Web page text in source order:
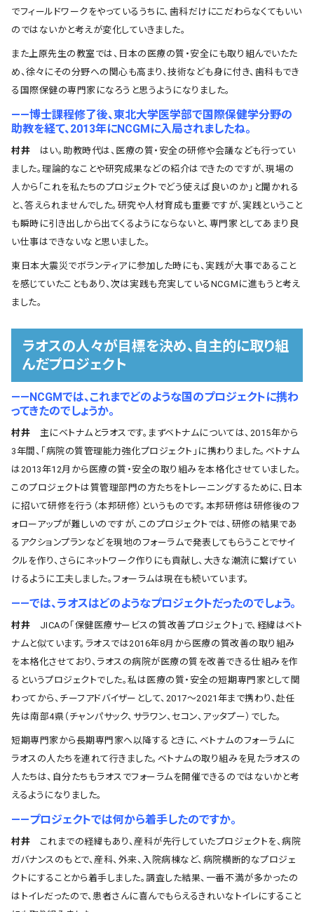
でフィールドワークをやっているうちに、歯科だけにこだわらなくてもいい
のではないかと考えが変化していきました。
また上原先生の教室では、日本の医療の質・安全にも取り組んでいたた
め、徐々にその分野への関心も高まり、技術なども身に付き、歯科もでき
る国際保健の専門家になろうと思うようになりました。
――博士課程修了後、東北大学医学部で国際保健学分野の
助教を経て、2013年にNCGMに入局されましたね。
村井 はい。助教時代は、医療の質・安全の研修や会議なども行ってい
ました。理論的なことや研究成果などの紹介はできたのですが、現場の
人から「これを私たちのプロジェクトでどう使えば良いのか」と聞かれる
と、答えられませんでした。研究や人材育成も重要ですが、実践ということ
も瞬時に引き出しから出てくるようにならないと、専門家としてあまり良
い仕事はできないなと思いました。
東日本大震災でボランティアに参加した時にも、実践が大事であること
を感じていたこともあり、次は実践も充実しているNCGMに進もうと考え
ました。
ラオスの人々が目標を決め、自主的に取り組
んだプロジェクト
――NCGMでは、これまでどのような国のプロジェクトに携わ
ってきたのでしょうか。
村井 主にベトナムとラオスです。まずベトナムについては、2015年から
3年間、「病院の質管理能力強化プロジェクト」に携わりました。ベトナム
は2013年12月から医療の質・安全の取り組みを本格化させていました。
このプロジェクトは質管理部門の方たちをトレーニングするために、日本
に招いて研修を行う（本邦研修）というものです。本邦研修は研修後のフ
ォローアップが難しいのですが、このプロジェクトでは、研修の結果であ
るアクションプランなどを現地のフォーラムで発表してもらうことでサイ
クルを作り、さらにネットワーク作りにも貢献し、大きな潮流に繋げてい
けるように工夫しました。フォーラムは現在も続いています。
――では、ラオスはどのようなプロジェクトだったのでしょう。
村井 JICAの「保健医療サービスの質改善プロジェクト」で、経緯はベト
ナムと似ています。ラオスでは2016年8月から医療の質改善の取り組み
を本格化させており、ラオスの病院が医療の質を改善できる仕組みを作
るというプロジェクトでした。私は医療の質・安全の短期専門家として関
わってから、チーフアドバイザーとして、2017～2021年まで携わり、赴任
先は南部4県（チャンパサック、サラワン、セコン、アッタプー）でした。
短期専門家から長期専門家へ以降するときに、ベトナムのフォーラムに
ラオスの人たちを連れて行きました。ベトナムの取り組みを見たラオスの
人たちは、自分たちもラオスでフォーラムを開催できるのではないかと考
えるようになりました。
――プロジェクトでは何から着手したのですか。
村井 これまでの経緯もあり、産科が先行していたプロジェクトを、病院
ガバナンスのもとで、産科、外来、入院病棟など、病院横断的なプロジェ
クトにすることから着手しました。調査した結果、一番不満が多かったの
はトイレだったので、患者さんに喜んでもらえるきれいなトイレにすること